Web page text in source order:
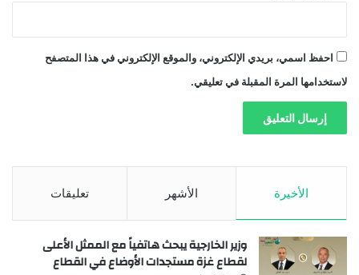
احفظ اسمي، بريدي الإلكتروني، والموقع الإلكتروني في هذا المتصفح
لاستخدامها المرة المقبلة في تعليقي.
الأخيرة الأشهر تعليقات
وزير الخارجية يبحث هاتفياً مع الممثل الأعلى
لقطاع غزة مستجدات الأوضاع في القطاع